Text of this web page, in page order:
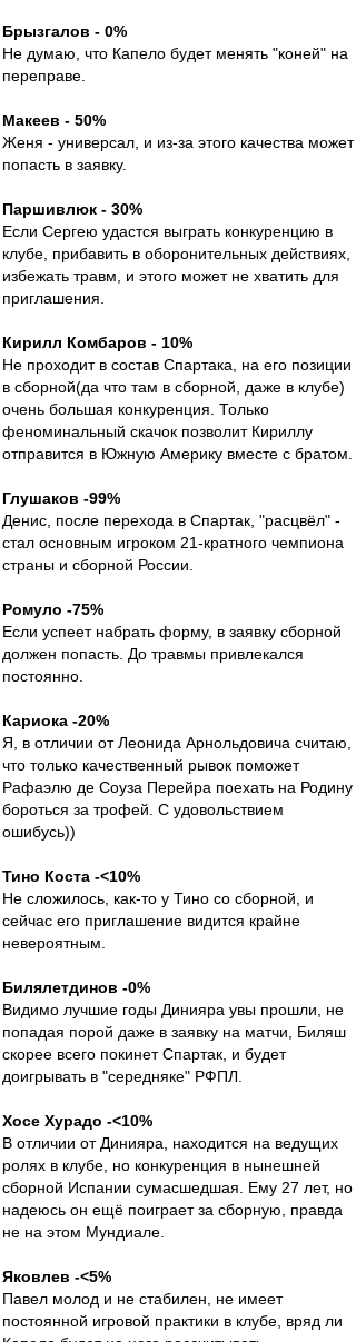
Брызгалов - 0%
Не думаю, что Капело будет менять "коней" на
переправе.
Макеев - 50%
Женя - универсал, и из-за этого качества может
попасть в заявку.
Паршивлюк - 30%
Если Сергею удастся выграть конкуренцию в
клубе, прибавить в оборонительных действиях,
избежать травм, и этого может не хватить для
приглашения.
Кирилл Комбаров - 10%
Не проходит в состав Спартака, на его позиции
в сборной(да что там в сборной, даже в клубе)
очень большая конкуренция. Только
феноминальный скачок позволит Кириллу
отправится в Южную Америку вместе с братом.
Глушаков -99%
Денис, после перехода в Спартак, "расцвёл" -
стал основным игроком 21-кратного чемпиона
страны и сборной России.
Ромуло -75%
Если успеет набрать форму, в заявку сборной
должен попасть. До травмы привлекался
постоянно.
Кариока -20%
Я, в отличии от Леонида Арнольдовича считаю,
что только качественный рывок поможет
Рафаэлю де Соуза Перейра поехать на Родину
бороться за трофей. С удовольствием
ошибусь))
Тино Коста -<10%
Не сложилось, как-то у Тино со сборной, и
сейчас его приглашение видится крайне
невероятным.
Билялетдинов -0%
Видимо лучшие годы Динияра увы прошли, не
попадая порой даже в заявку на матчи, Биляш
скорее всего покинет Спартак, и будет
доигрывать в "середняке" РФПЛ.
Хосе Хурадо -<10%
В отличии от Динияра, находится на ведущих
ролях в клубе, но конкуренция в нынешней
сборной Испании сумасшедшая. Ему 27 лет, но
надеюсь он ещё поиграет за сборную, правда
не на этом Мундиале.
Яковлев -<5%
Павел молод и не стабилен, не имеет
постоянной игровой практики в клубе, вряд ли